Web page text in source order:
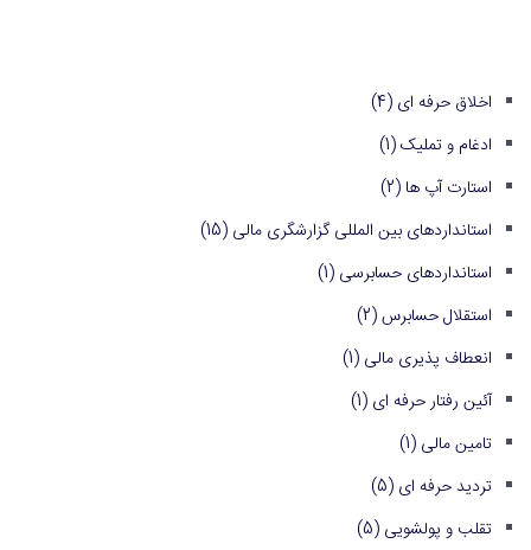
اخلاق حرفه ای (4)
ادغام و تملیک(1)
استارت آپ ها (2)
استانداردهای بین المللی گزارشگری مالی (15)
استانداردهای حسابرسی (1)
استقلال حسابرس(2)
انعطاف پذیری مالی (1)
آئین رفتار حرفه ای (1)
تامین مالی (1)
تردید حرفه ای (5)
تقلب و پولشویی (5)